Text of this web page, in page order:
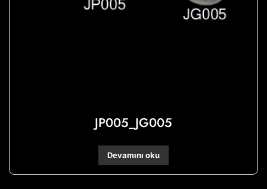
JP005_JG005
Devamını oku